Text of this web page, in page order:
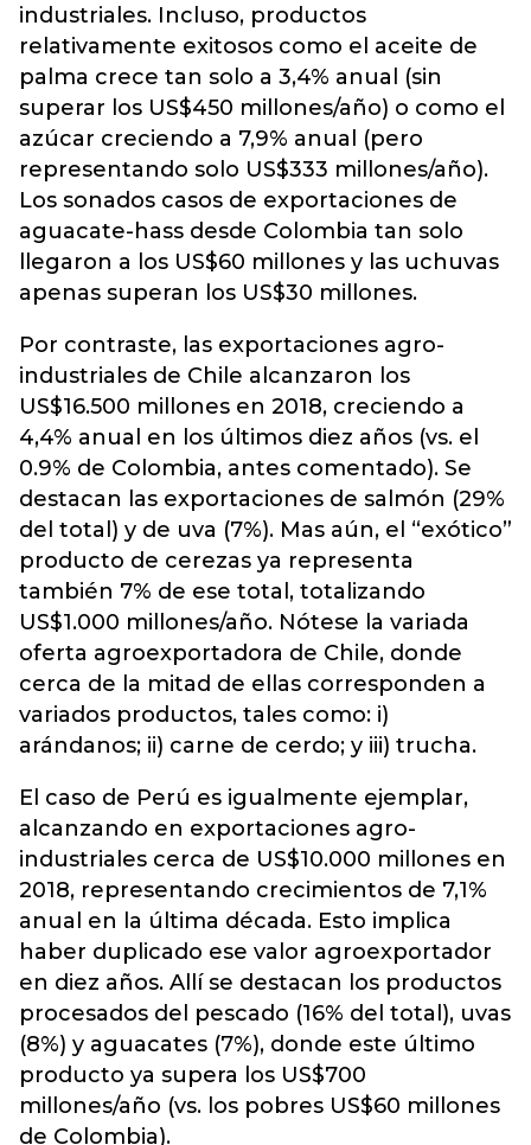
industriales. Incluso, productos
relativamente exitosos como el aceite de
palma crece tan solo a 3,4% anual (sin
superar los US$450 millones/año) o como el
azúcar creciendo a 7,9% anual (pero
representando solo US$333 millones/año).
Los sonados casos de exportaciones de
aguacate-hass desde Colombia tan solo
llegaron a los US$60 millones y las uchuvas
apenas superan los US$30 millones.
Por contraste, las exportaciones agro-
industriales de Chile alcanzaron los
US$16.500 millones en 2018, creciendo a
4,4% anual en los últimos diez años (vs. el
0.9% de Colombia, antes comentado). Se
destacan las exportaciones de salmón (29%
del total) y de uva (7%). Mas aún, el “exótico”
producto de cerezas ya representa
también 7% de ese total, totalizando
US$1.000 millones/año. Nótese la variada
oferta agroexportadora de Chile, donde
cerca de la mitad de ellas corresponden a
variados productos, tales como: i)
arándanos; ii) carne de cerdo; y iii) trucha.
El caso de Perú es igualmente ejemplar,
alcanzando en exportaciones agro-
industriales cerca de US$10.000 millones en
2018, representando crecimientos de 7,1%
anual en la última década. Esto implica
haber duplicado ese valor agroexportador
en diez años. Allí se destacan los productos
procesados del pescado (16% del total), uvas
(8%) y aguacates (7%), donde este último
producto ya supera los US$700
millones/año (vs. los pobres US$60 millones
de Colombia).